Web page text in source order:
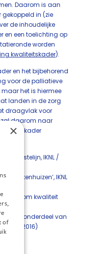
Daarom is aan
in (zie
de inhoudelijke
en een toelichting op
worden
kwaliteitskader).
en het bijbehorend
voor de palliatieve
het is hiermee
landen in de zorg
draagvlak voor
daarom naar
de eerstelijn, IKNL /
ziekenhuizen’, IKNL
om kwaliteit
als onderdeel van
zorg (2016)
×
of